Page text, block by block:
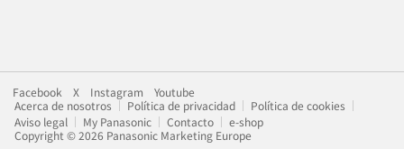
Facebook X Instagram
Youtube
Acerca de nosotros
Política de privacidad
Política de cookies
Aviso legal
My Panasonic Contacto
e-shop
Copyright © 2026 Panasonic Marketing Europe